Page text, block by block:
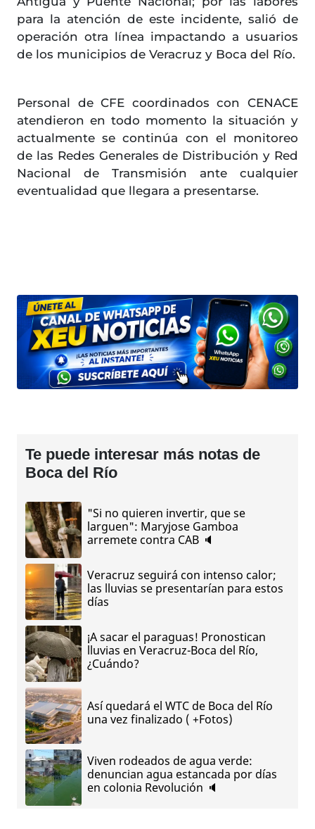
para la atención de este incidente, salió de
operación otra línea impactando a usuarios
de los municipios de Veracruz y Boca del Río.
Personal de CFE coordinados con CENACE
atendieron en todo momento la situación y
actualmente se continúa con el monitoreo
de las Redes Generales de Distribución y Red
Nacional de Transmisión ante cualquier
eventualidad que llegara a presentarse.
Te puede interesar más notas de
Boca del Río
"Si no quieren invertir, que se
larguen": Maryjose Gamboa
arremete contra CAB 🔈
Veracruz seguirá con intenso calor;
las lluvias se presentarían para estos
días
¡A sacar el paraguas! Pronostican
lluvias en Veracruz-Boca del Río,
¿Cuándo?
Así quedará el WTC de Boca del Río
una vez finalizado ( +Fotos)
Viven rodeados de agua verde:
denuncian agua estancada por días
en colonia Revolución 🔈